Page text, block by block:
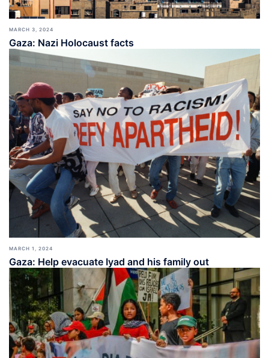
MARCH 3, 2024
Gaza: Nazi Holocaust facts
MARCH 1, 2024
Gaza: Help evacuate Iyad and his family out